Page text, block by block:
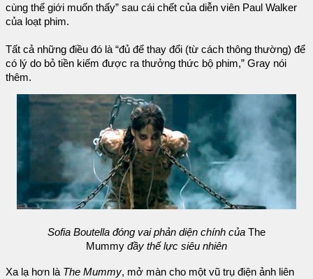
cùng thế giới muốn thấy” sau cái chết của diễn viên Paul Walker
của loạt phim.
Tất cả những điều đó là “đủ để thay đổi (từ cách thông thường) để
có lý do bỏ tiền kiếm được ra thưởng thức bộ phim,” Gray nói
thêm.
Sofia Boutella đóng vai phản diện chính của The
Mummy đầy thế lực siêu nhiên
Xa lạ hơn là The Mummy, mở màn cho một vũ trụ điện ảnh liên